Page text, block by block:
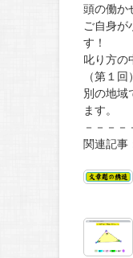
頭の働か
ご自身が
す！
叱り方の
（第１
別の地域
ます。
－－－－
関連記事